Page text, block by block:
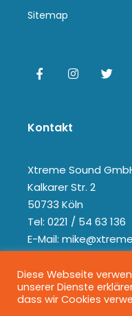
Sitemap
Kontakt
Xtreme Sound
Kalkarer Str. 2
50733 Köln
Tel: 0221 / 54 63 136
E-Mail:
Diese Webseite
unserer Dienste
dass wir Cookies